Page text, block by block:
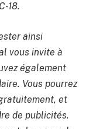
18.
ainsi
vous invite à
également
Vous pourrez
et
de publicités.